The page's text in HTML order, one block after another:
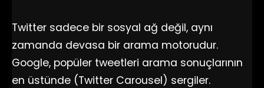
Twitter sadece bir sosyal ağ değil, aynı
zamanda devasa bir arama motorudur.
Google, popüler tweetleri arama sonuçlarının
en üstünde (Twitter Carousel) sergiler.